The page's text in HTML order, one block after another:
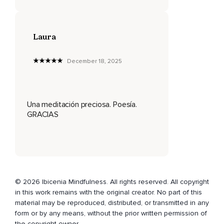
Cuatro sentimientos,
Cuatro vibraciones del corazón.
Una luz suave,
Una luz que no exige,
Que no cuestiona,
Que simplemente aparece para acariciar lo que había
Laura
December 18, 2025
Una meditación preciosa. Poesía.
GRACIAS
© 2026 Ibicenia Mindfulness. All rights reserved. All copyright
in this work remains with the original creator. No part of this
material may be reproduced, distributed, or transmitted in any
form or by any means, without the prior written permission of